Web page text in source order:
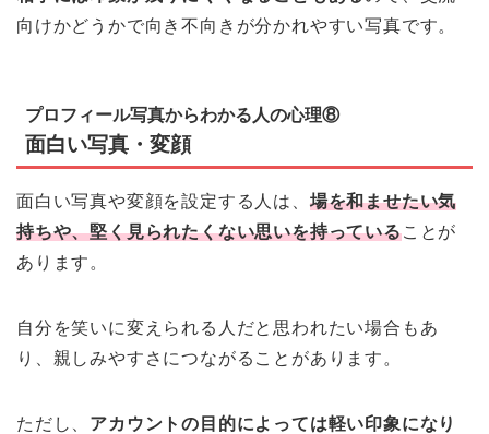
向けかどうかで向き不向きが分かれやすい写真です。
プロフィール写真からわかる人の心理⑧
面白い写真・変顔
面白い写真や変顔を設定する人は、 場を和ませたい気
持ちや、堅く見られたくない思いを持っていることが
あります。
自分を笑いに変えられる人だと思われたい場合もあ
り、親しみやすさにつながることがあります。
ただし、 アカウントの目的によっては軽い印象になり